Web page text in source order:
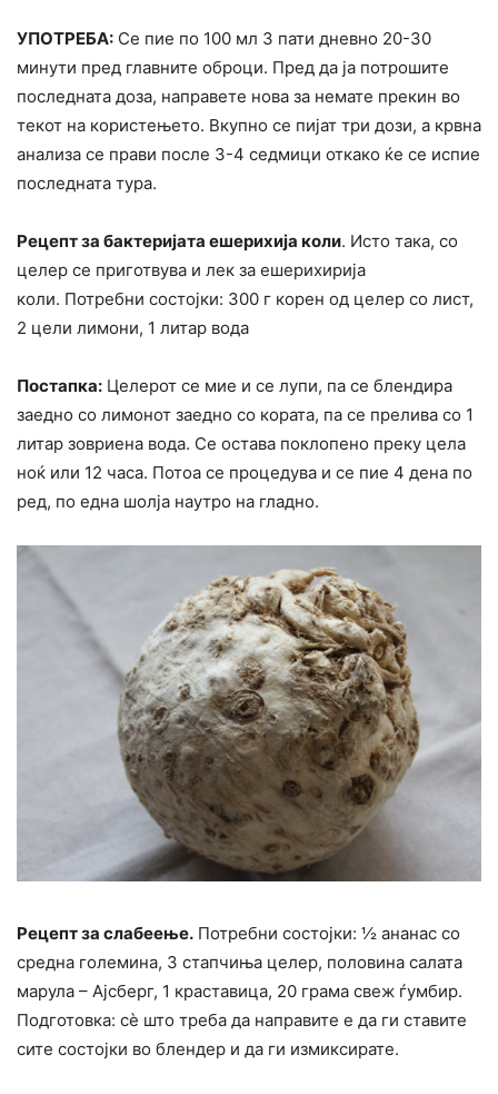
УПОТРЕБА: Се пие по 100 мл 3 пати дневно 20-30
минути пред главните оброци. Пред да ја потрошите
последната доза, направете нова за немате прекин во
текот на користењето. Вкупно се пијат три дози, а крвна
анализа се прави после 3-4 седмици откако ќе се испие
последната тура.
Рецепт за бактеријата ешерихија коли. Исто така, со
целер се приготвува и лек за ешерихирија
коли. Потребни состојки: 300 г корен од целер со лист,
2 цели лимони, 1 литар вода
Постапка: Целерот се мие и се лупи, па се блендира
заедно со лимонот заедно со кората, па се прелива со 1
литар зовриена вода. Се остава поклопено преку цела
ноќ или 12 часа. Потоа се процедува и се пие 4 дена по
ред, по една шолја наутро на гладно.
Рецепт за слабеење. Потребни состојки: ½ ананас со
средна големина, 3 стапчиња целер, половина салата
марула – Ајсберг, 1 краставица, 20 грама свеж ѓумбир.
Подготовка: сè што треба да направите е да ги ставите
сите состојки во блендер и да ги измиксирате.